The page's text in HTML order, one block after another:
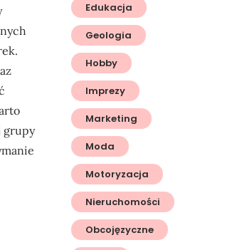
grupy
Edukacja
Geologia
Hobby
Imprezy
Marketing
Moda
Motoryzacja
Nieruchomości
Obcojęzyczne